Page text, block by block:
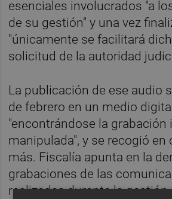
esenciales involucrados "a
de su gestión" y una vez
"únicamente se facilitará
solicitud de la autoridad
La publicación de ese audio
de febrero en un medio
"encontrándose la grabación
manipulada", y se recogió
más. Fiscalía apunta en la
grabaciones de las
realizadas durante la gestión